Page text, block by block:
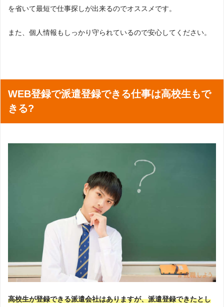
を省いて最短で仕事探しが出来るのでオススメです。
また、個人情報もしっかり守られているので安心してください。
WEB登録で派遣登録できる仕事は高校生もで
きる?
高校生が登録できる派遣会社はありますが、派遣登録できたとし